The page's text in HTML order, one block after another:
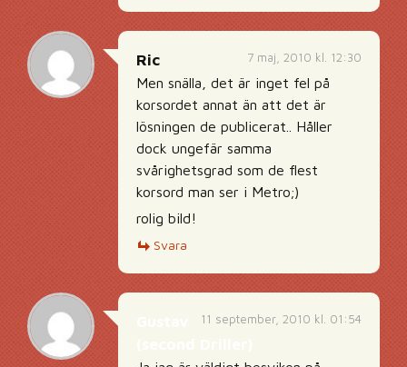
7 maj, 2010 kl. 12:30
Ric
Men snälla, det är inget fel på
korsordet annat än att det är
lösningen de publicerat.. Håller
dock ungefär samma
svårighetsgrad som de flest
korsord man ser i Metro;)
rolig bild!
Svara
11 september, 2010 kl. 01:54